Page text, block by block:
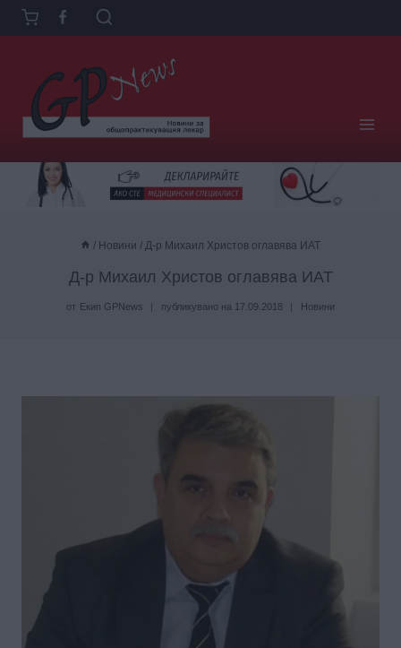
Към
съдържанието
/ Новини / Д-р Михаил Христов оглавява ИАТ
Д-р Михаил Христов оглавява ИАТ
от Екип GPNews публикувано на 17.09.2018 Новини